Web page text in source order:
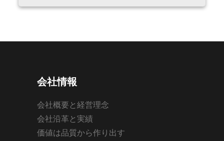
会社情報
会社概要と経営理念
会社沿革と実績
価値は品質から作り出す